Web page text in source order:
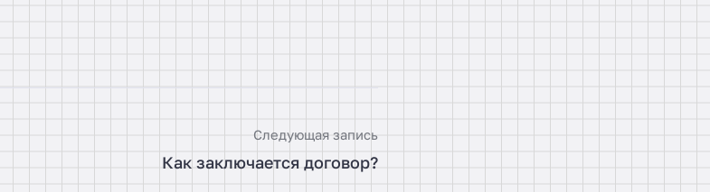
Следующая запись
Как заключается договор?